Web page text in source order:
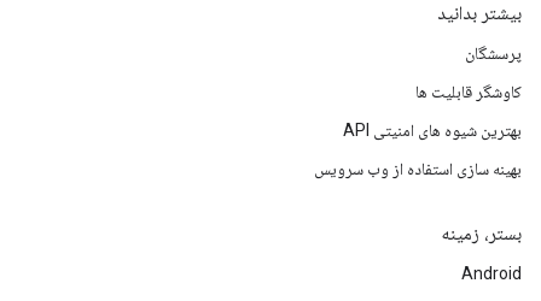
بیشتر بدانید
پرسشگان
کاوشگر قابلیت ها
بهترین شیوه های امنیتی API
بهینه سازی استفاده از وب سرویس
بستر، زمینه
Android